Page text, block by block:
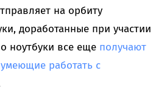
на орбиту
доработанные при участии
ноутбуки все еще получают
работать с